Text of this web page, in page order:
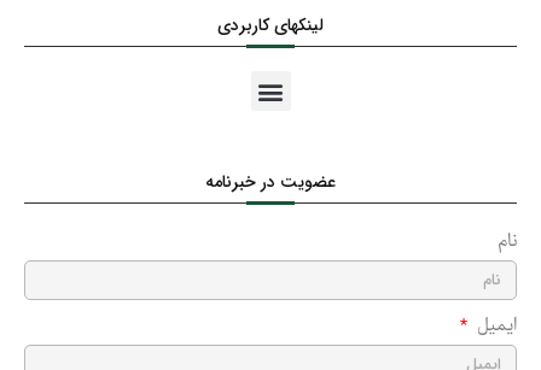
لینکهای کاربردی
عضویت در خبرنامه
نام
ایمیل